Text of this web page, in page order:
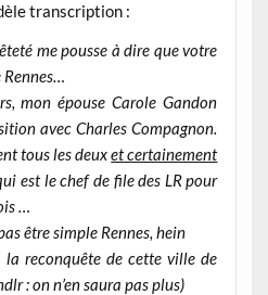
transcription :
me pousse à dire que votre
Rennes…
mon épouse Carole Gandon
avec Charles Compagnon.
tous les deuxet certainement
est le chef de file des LR pour
…
être simple Rennes, hein
reconquête de cette ville de
: on n’en saura pas plus)